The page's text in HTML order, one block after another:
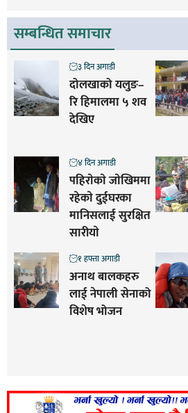
सम्बन्धित समाचार
दोलखाको यलुङ–
रि हिमालमा ५ शव
देखिए
३ दिन अगाडी
पहिराेकाे जाेखिममा
रहेकाे दुईघरका
मानिसलाई सुरक्षित
सारीयाे
४ दिन अगाडी
अनाथ बालकहरु
लाई नेपाली सेनाको
विशेष भोजन
१ हफ्ता अगाडी